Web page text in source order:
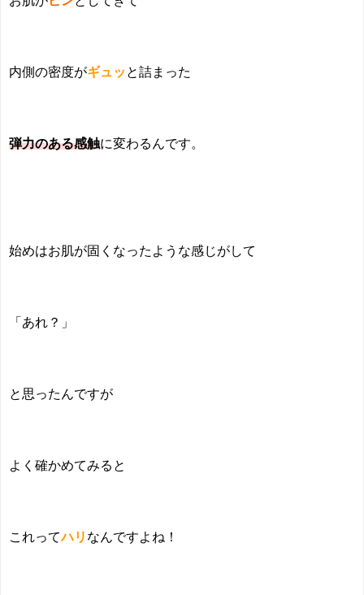
内側の密度がギュッ と詰まった
弾力のある感触に変わるんです。
始めはお肌が固くなったような感じがして
「あれ？」
と思ったんですが
よく確かめてみると
これってハリ なんですよね！